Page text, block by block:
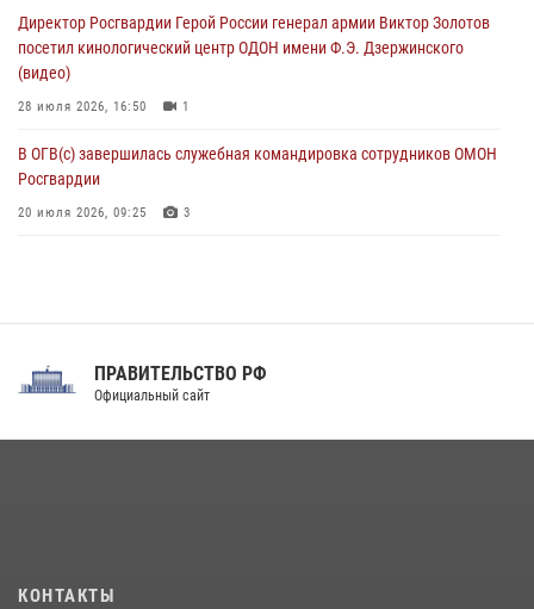
07 августа 2026, 04:00 1
Директор Росгвардии Герой России генерал армии Виктор Золотов
посетил кинологический центр ОДОН имени Ф.Э. Дзержинского
(видео)
28 июля 2026, 16:50 1
В ОГВ(с) завершилась служебная командировка сотрудников ОМОН
Росгвардии
20 июля 2026, 09:25 3
Праздник «Один день с Росгвардией» к 105-летию Центрального
ПРАВИТЕЛЬСТВО РФ
Официальный сайт
КОНТАКТЫ